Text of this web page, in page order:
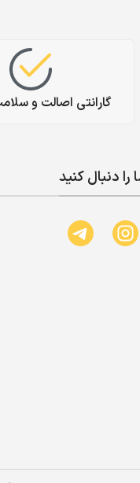
گارانتی اصالت و
را دنبال کنید